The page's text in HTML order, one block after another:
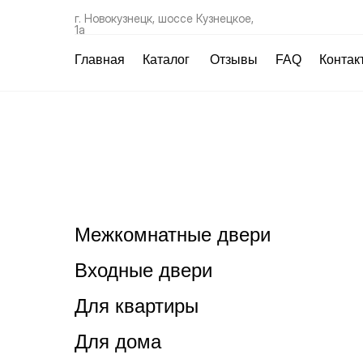
г. Новокузнецк, шоссе Кузнецкое,
1а
Главная Каталог Отзывы FAQ
Межкомнатные двери
Входные двери
Для квартиры
Для дома